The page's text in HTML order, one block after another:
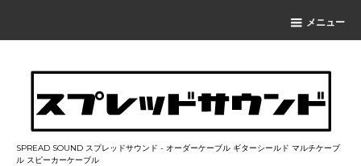
メニュー
SPREAD SOUND スプレッドサウンド - オーダーケーブル ギターシールド マルチケーブ
ル スピーカーケーブル